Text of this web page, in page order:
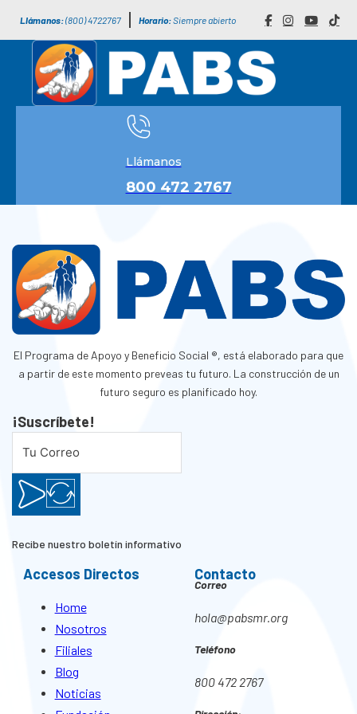
Llámanos:(800) 4722767 Horario:Siempre abierto
Llámanos
800 472 2767
El Programa de Apoyo y Beneficio Social ®, está elaborado para que
a partir de este momento preveas tu futuro. La construcción de un
futuro seguro es planificado hoy.
¡Suscríbete!
Recibe nuestro boletín informativo
Accesos Directos
Home
Nosotros
Filiales
Blog
Noticias
Contacto
Correo
hola@pabsmr.org
Teléfono
800 472 2767